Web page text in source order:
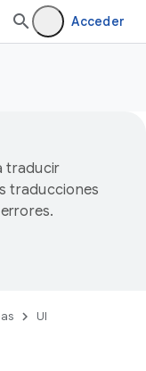
Acceder
traducir
traducciones
UI